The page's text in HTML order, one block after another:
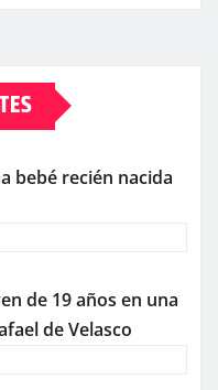
bebé recién nacida
de 19 años en una
de Velasco